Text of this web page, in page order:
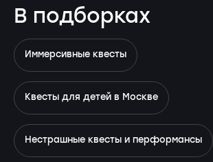
В подборках
Иммерсивные квесты
Квесты для детей в Москве
Нестрашные квесты и перформансы